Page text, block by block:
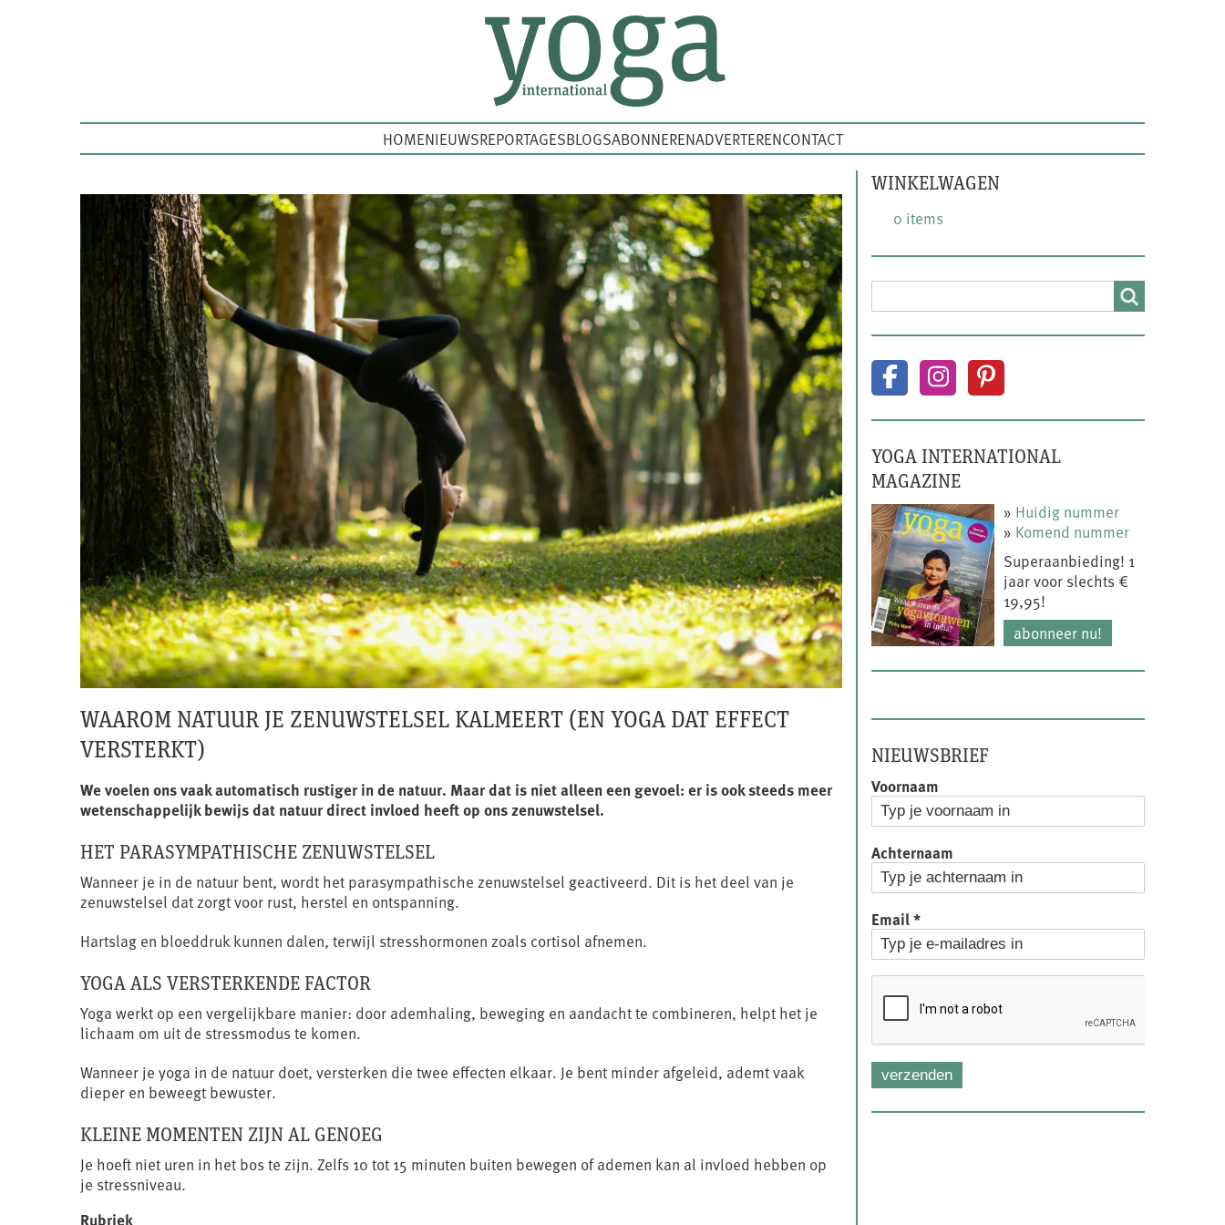
HOMENIEUWSREPORTAGESBLOGSABONNERENADVERTERENCONTACT
WAAROM NATUUR JE ZENUWSTELSEL KALMEERT (EN YOGA DAT EFFECT
VERSTERKT)
We voelen ons vaak automatisch rustiger in de natuur. Maar dat is niet alleen een gevoel: er is ook steeds meer
wetenschappelijk bewijs dat natuur direct invloed heeft op ons zenuwstelsel.
HET PARASYMPATHISCHE ZENUWSTELSEL
Wanneer je in de natuur bent, wordt het parasympathische zenuwstelsel geactiveerd. Dit is het deel van je
zenuwstelsel dat zorgt voor rust, herstel en ontspanning.
Hartslag en bloeddruk kunnen dalen, terwijl stresshormonen zoals cortisol afnemen.
YOGA ALS VERSTERKENDE FACTOR
Yoga werkt op een vergelijkbare manier: door ademhaling, beweging en aandacht te combineren, helpt het je
lichaam om uit de stressmodus te komen.
Wanneer je yoga in de natuur doet, versterken die twee effecten elkaar. Je bent minder afgeleid, ademt vaak
dieper en beweegt bewuster.
KLEINE MOMENTEN ZIJN AL GENOEG
Je hoeft niet uren in het bos te zijn. Zelfs 10 tot 15 minuten buiten bewegen of ademen kan al invloed hebben op
je stressniveau.
Rubriek
WINKELWAGEN
0 items
YOGA INTERNATIONAL
MAGAZINE
» Huidig nummer
» Komend nummer
Superaanbieding! 1
jaar voor slechts €
19,95!
abonneer nu!
NIEUWSBRIEF
Voornaam
Achternaam
Email*
verzenden